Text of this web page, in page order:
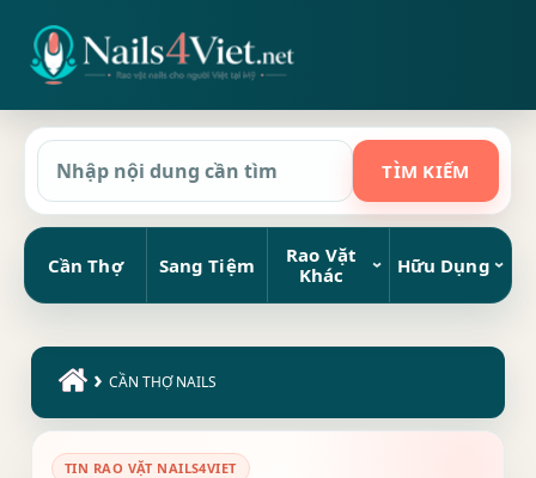
Cần Thợ Sang Tiệm
Rao Vặt
Khác
Hữu Dụng
› CẦN THỢ NAILS
TIN RAO VẶT NAILS4VIET